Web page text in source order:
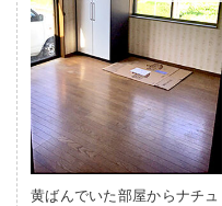
黄ばんでいた部屋からナチュ